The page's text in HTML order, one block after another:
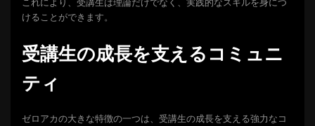
けることができます。
受講生の成長を支えるコミュニ
ティ
ゼロアカの大きな特徴の一つは、受講生の成長を支える強力なコ